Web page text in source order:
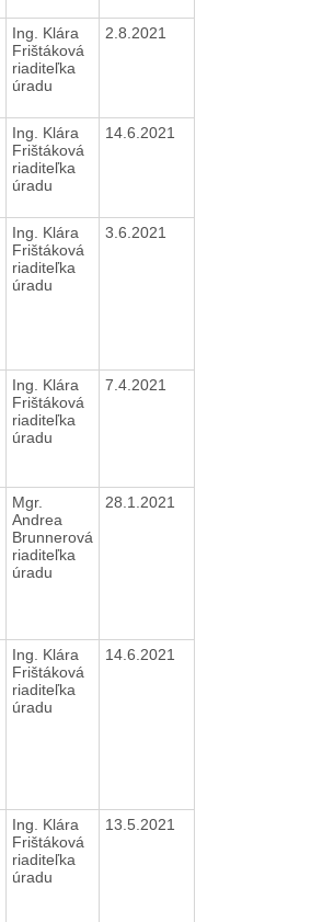
Ing. Klára
Frištáková
riaditeľka
úradu
2.8.2021
Ing. Klára
Frištáková
riaditeľka
úradu
14.6.2021
Ing. Klára
Frištáková
riaditeľka
úradu
3.6.2021
Ing. Klára
Frištáková
riaditeľka
úradu
7.4.2021
Mgr.
Andrea
Brunnerová
riaditeľka
úradu
28.1.2021
Ing. Klára
Frištáková
riaditeľka
úradu
14.6.2021
Ing. Klára
Frištáková
riaditeľka
úradu
13.5.2021